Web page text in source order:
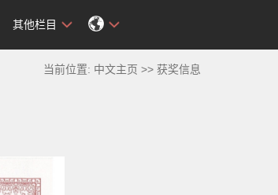
其他栏目
当前位置: 中文主页 >> 获奖信息